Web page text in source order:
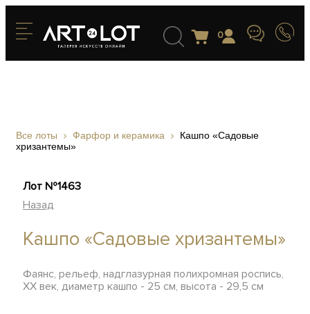
0
Все лоты Фарфор и керамика
Кашпо «Садовые
хризантемы»
Лот №1463
Назад
Кашпо «Садовые хризантемы»
Фаянс, рельеф, надглазурная полихромная роспись,
ХХ век, диаметр кашпо - 25 см, высота - 29,5 см